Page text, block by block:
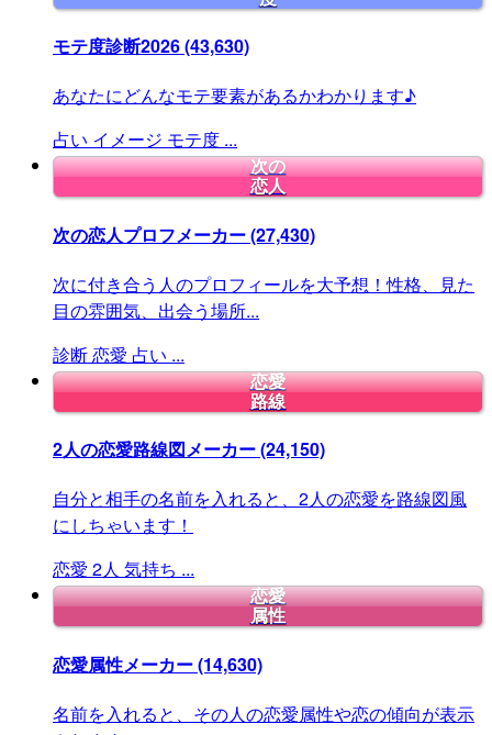
モテ度診断2026(43,630)
あなたにどんなモテ要素があるかわかります♪
占い イメージ モテ度 ...
次の
恋人
次の恋人プロフメーカー(27,430)
次に付き合う人のプロフィールを大予想！性格、見た
目の雰囲気、出会う場所...
診断恋愛 占い ...
恋愛
路線
2人の恋愛路線図メーカー(24,150)
自分と相手の名前を入れると、2人の恋愛を路線図風
にしちゃいます！
恋愛 2人 気持ち ...
恋愛
属性
恋愛属性メーカー(14,630)
名前を入れると、その人の恋愛属性や恋の傾向が表示